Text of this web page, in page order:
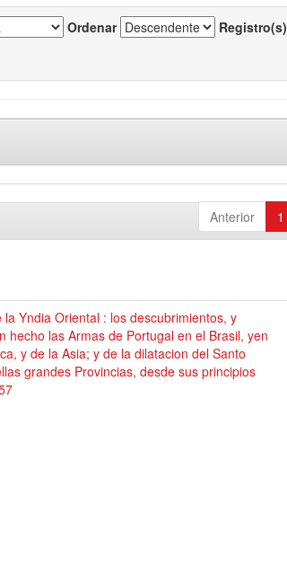
Ordenar Registro(s)
Anterior 1
la Yndia Oriental : los descubrimientos, y
hecho las Armas de Portugal en el Brasil, yen
y de la Asia; y de la dilatacion del Santo
grandes Provincias, desde sus principios